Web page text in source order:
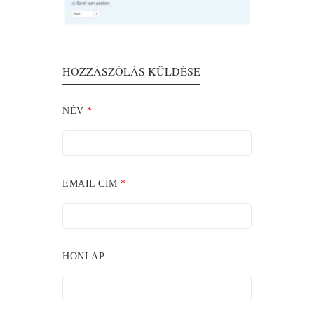
HOZZÁSZÓLÁS KÜLDÉSE
NÉV *
EMAIL CÍM *
HONLAP